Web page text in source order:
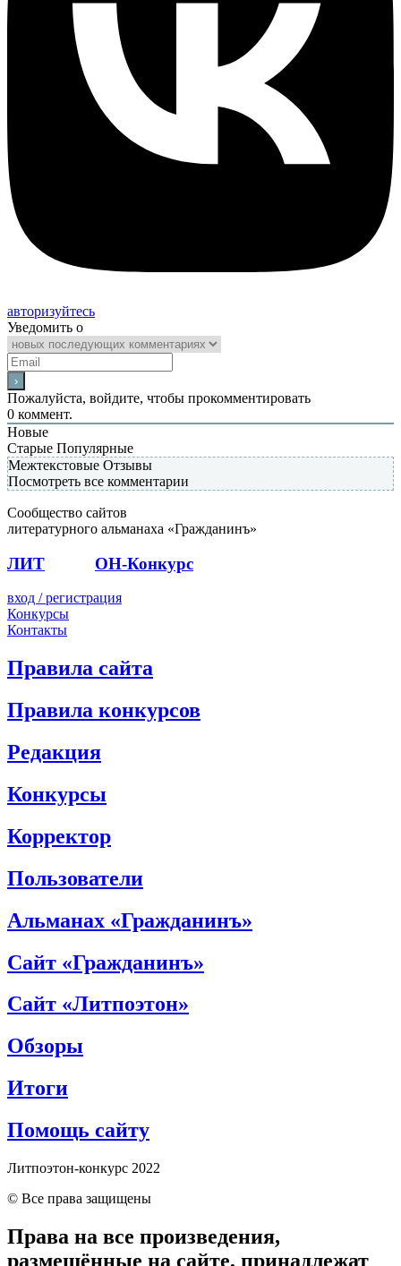
авторизуйтесь
Уведомить о
Пожалуйста, войдите, чтобы прокомментировать
0 коммент.
Новые
Старые Популярные
Межтекстовые Отзывы
Посмотреть все комментарии
Сообщество сайтов
литературного альманаха «Гражданинъ»
ЛИТ ОН-Конкурс
вход / регистрация
Конкурсы
Контакты
Правила сайта
Правила конкурсов
Редакция
Конкурсы
Корректор
Пользователи
Альманах «Гражданинъ»
Сайт «Гражданинъ»
Сайт «Литпоэтон»
Обзоры
Итоги
Помощь сайту
Литпоэтон-конкурс 2022
© Все права защищены
Права на все произведения,
размещённые на сайте, принадлежат